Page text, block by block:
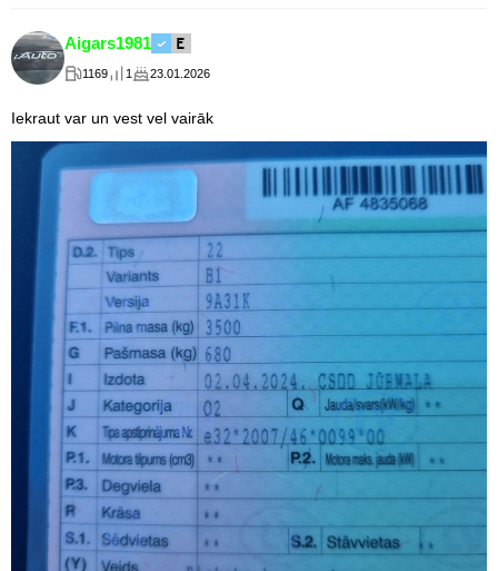
Aigars1981
1169 1 23.01.2026
Iekraut var un vest vel vairāk